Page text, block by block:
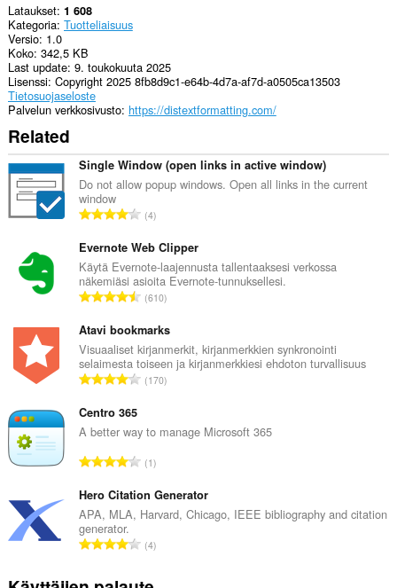
Lataukset 1 608
Kategoria Tuotteliaisuus
Versio 1.0
Koko 342,5 KB
Last update 9. toukokuuta 2025
Lisenssi Copyright 2025 8fb8d9c1-e64b-4d7a-af7d-a0505ca13503
Tietosuojaseloste
Palvelun verkkosivusto https://distextformatting.com/
Related
Single Window (open links in active window)
Do not allow popup windows. Open all links in the current
window
A
v
i
o
i
a
y
h
e
n
s
:
4
Evernote Web Clipper
Käytä Evernote-laajennusta tallentaaksesi verkossa
näkemiäsi asioita Evernote-tunnuksellesi.
A
v
i
o
i
y
h
e
e
s
:
610
Atavi bookmarks
Visuaaliset kirjanmerkit, kirjanmerkkien synkronointi
selaimesta toiseen ja kirjanmerkkiesi ehdoton turvallisuus
A
i
i
a
y
h
170
Centro 365
A better way to manage Microsoft 365
A
v
i
i
1
Hero Citation Generator
APA, MLA, Harvard, Chicago, IEEE bibliography and citation
generator.
A
v
4